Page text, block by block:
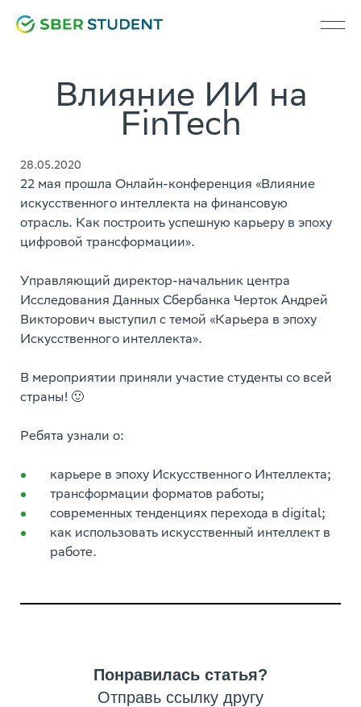
Влияние ИИ на
FinTech
28.05.2020
22 мая прошла Онлайн-конференция «Влияние
искусственного интеллекта на финансовую
отрасль. Как построить успешную карьеру в эпоху
цифровой трансформации».
Управляющий директор-начальник центра
Исследования Данных Сбербанка Черток Андрей
Викторович выступил с темой «Карьера в эпоху
Искусственного интеллекта».
В мероприятии приняли участие студенты со всей
страны! 🙂
Ребята узнали о:
карьере в эпоху Искусственного Интеллекта;
трансформации форматов работы;
современных тенденциях перехода в digital;
как использовать искусственный интеллект в
работе.
Понравилась статья?
Отправь ссылку другу